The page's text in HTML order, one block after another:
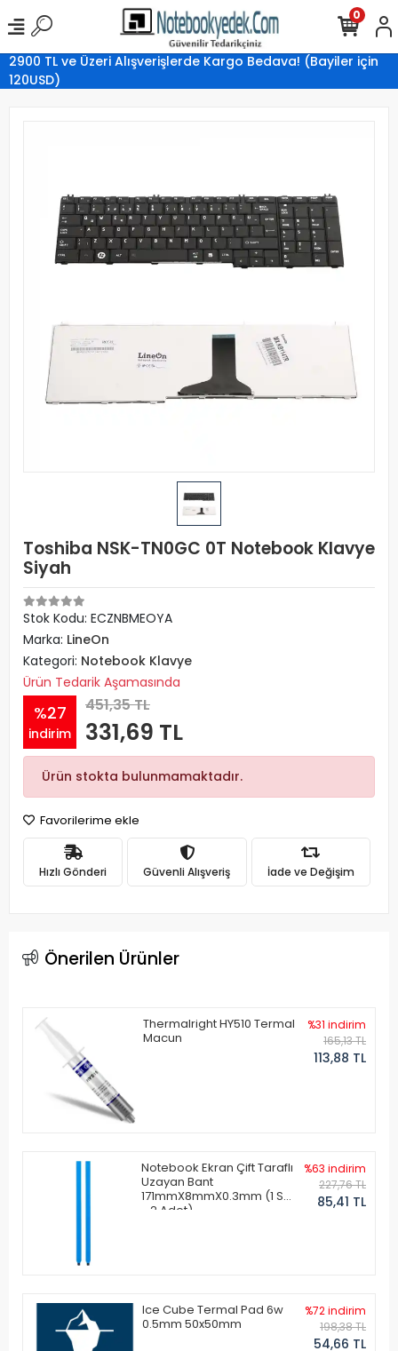
2900 TL ve Üzeri Alışverişlerde Kargo Bedava! (Bayiler için
120USD)
0
Toshiba NSK-TN0GC 0T Notebook Klavye
Siyah
Stok Kodu: ECZNBMEOYA
Marka: LineOn
Kategori: Notebook Klavye
Ürün Tedarik Aşamasında
%27
indirim
451,35 TL
331,69 TL
Ürün stokta bulunmamaktadır.
Favorilerime ekle
Hızlı Gönderi Güvenli Alışveriş İade ve Değişim
Önerilen Ürünler
Thermalright HY510 Termal
Macun
%31 indirim
165,13 TL
113,88 TL
Notebook Ekran Çift Taraflı
Uzayan Bant
171mmX8mmX0.3mm (1 Set
- 2 Adet)
%63 indirim
227,76 TL
85,41 TL
Ice Cube Termal Pad 6w
0.5mm 50x50mm
%72 indirim
198,38 TL
54,66 TL